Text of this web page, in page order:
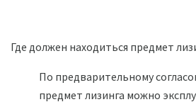
Где должен находиться предмет
По предварительному
предмет лизинга можно